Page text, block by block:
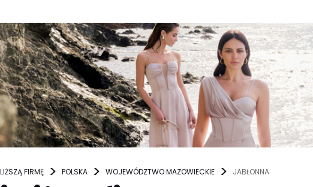
FIRMĘ POLSKA WOJEWÓDZTWO MAZOWIECKIE JABŁONNA